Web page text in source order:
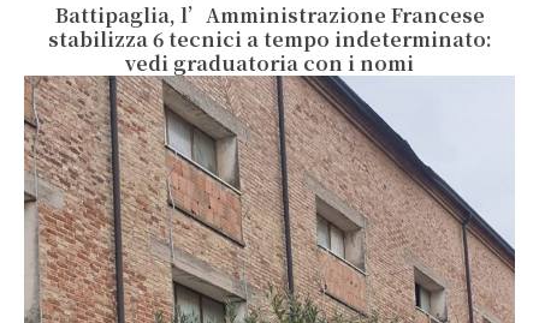
Battipaglia, l’Amministrazione Francese
stabilizza 6 tecnici a tempo indeterminato:
vedi graduatoria con i nomi